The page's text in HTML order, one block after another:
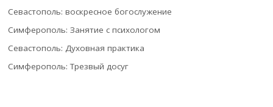
Севастополь: воскресное богослужение
Симферополь: Занятие с психологом
Севастополь: Духовная практика
Симферополь: Трезвый досуг